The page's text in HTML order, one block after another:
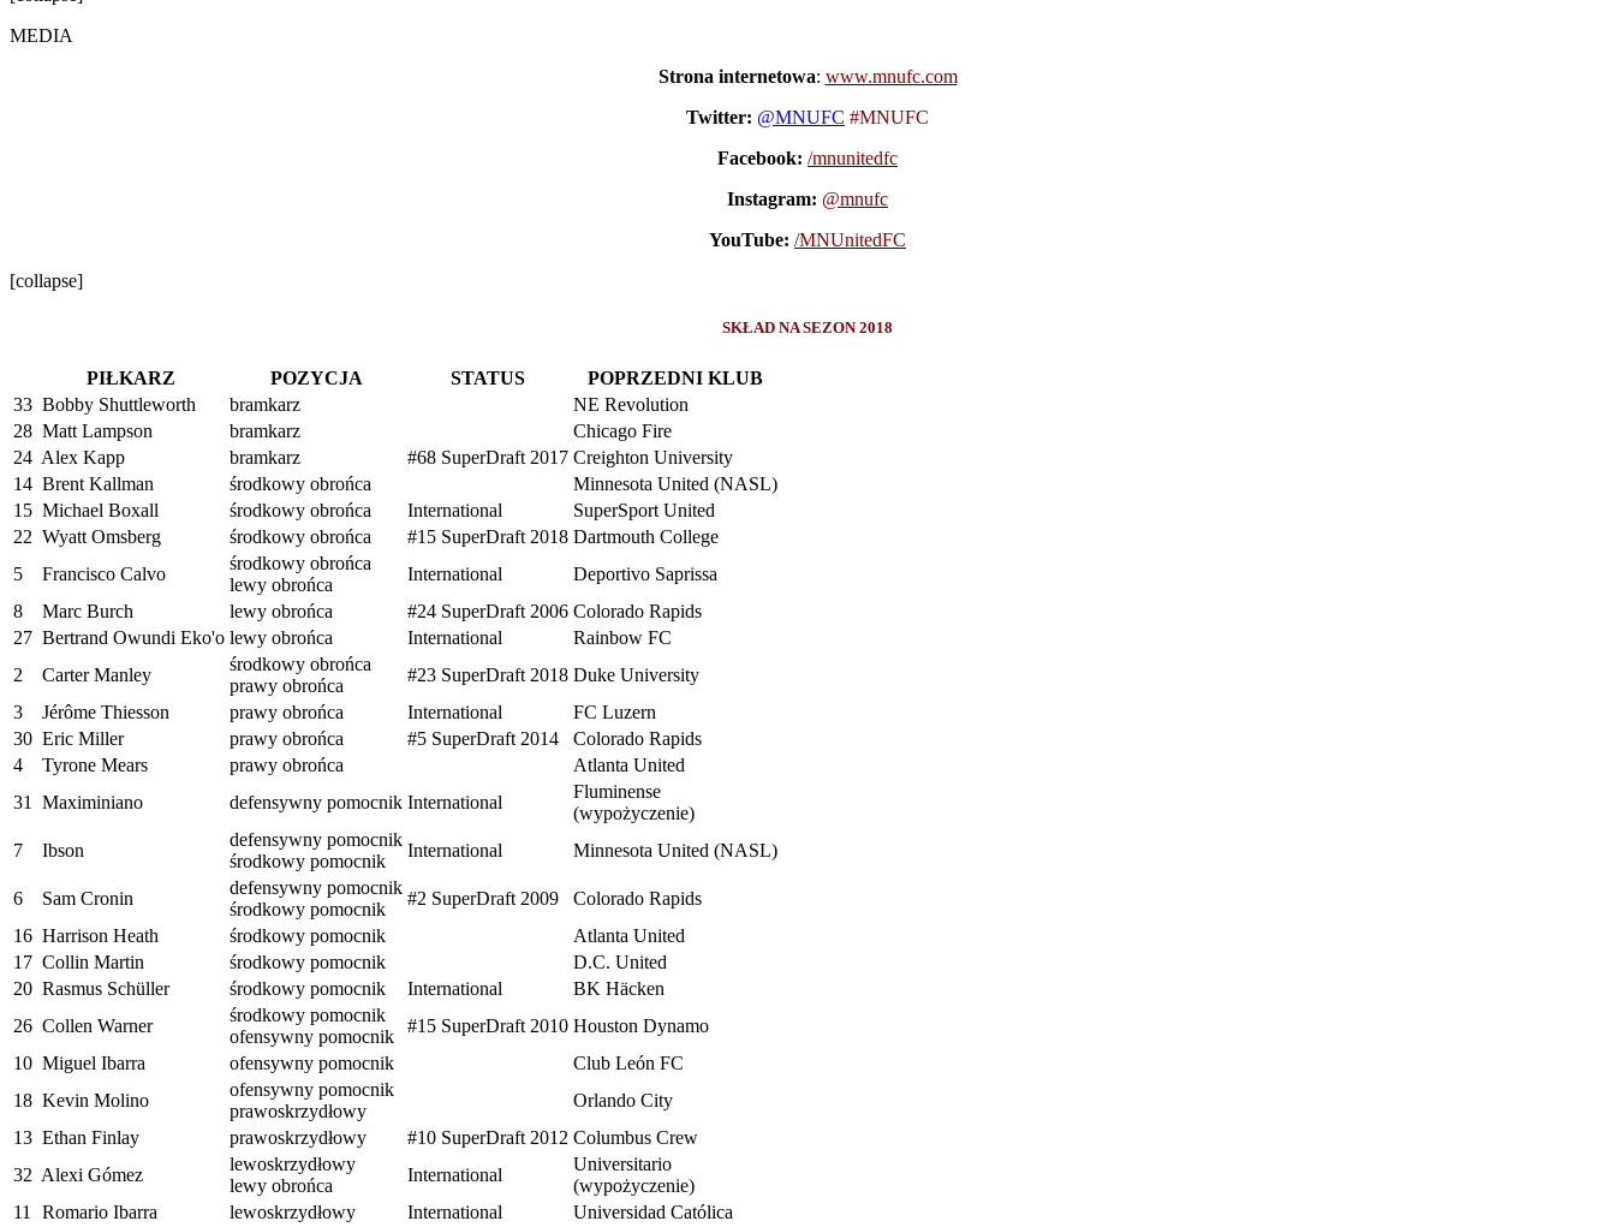
MEDIA
Strona internetowa: www.mnufc.com
Twitter: @MNUFC #MNUFC
Facebook: /mnunitedfc
Instagram: @mnufc
YouTube: /MNUnitedFC
[collapse]
SKŁAD NA SEZON 2018
PIŁKARZ POZYCJA STATUS
POPRZEDNI KLUB
33 Bobby Shuttleworth bramkarz
NE Revolution
28 Matt Lampson bramkarz
Chicago Fire
24 Alex Kapp bramkarz #68 SuperDraft 2017 Creighton University
14 Brent Kallman środkowy obrońca
Minnesota United (NASL)
15 Michael Boxall środkowy obrońca International
SuperSport United
22 Wyatt Omsberg środkowy obrońca #15 SuperDraft 2018 Dartmouth College
5
Francisco Calvo
środkowy obrońca
lewy obrońca
International
Deportivo Saprissa
8
Marc Burch lewy obrońca #24 SuperDraft 2006 Colorado Rapids
27 Bertrand Owundi Eko'o lewy obrońca International
Rainbow FC
2
Carter Manley
środkowy obrońca
prawy obrońca
#23 SuperDraft 2018 Duke University
3
Jérôme Thiesson prawy obrońca International
FC Luzern
30 Eric Miller prawy obrońca #5 SuperDraft 2014
Colorado Rapids
4
Tyrone Mears prawy obrońca
Atlanta United
31
Maximiniano defensywny pomocnik International
Fluminense
(wypożyczenie)
7
Ibson
defensywny pomocnik
środkowy pomocnik
International Minnesota United (NASL)
6 Sam Cronin
defensywny pomocnik
środkowy pomocnik
#2 SuperDraft 2009
Colorado Rapids
16 Harrison Heath środkowy pomocnik
Atlanta United
17 Collin Martin środkowy pomocnik
D.C. United
20 Rasmus Schüller środkowy pomocnik International
BK Häcken
26 Collen Warner
środkowy pomocnik
ofensywny pomocnik
#15 SuperDraft 2010 Houston Dynamo
10 Miguel Ibarra ofensywny pomocnik
Club León FC
18 Kevin Molino
ofensywny pomocnik
prawoskrzydłowy
Orlando City
13 Ethan Finlay prawoskrzydłowy #10 SuperDraft 2012 Columbus Crew
32 Alexi Gómez
lewoskrzydłowy
lewy obrońca
International
Universitario
(wypożyczenie)
11
Romario Ibarra lewoskrzydłowy International Universidad Católica